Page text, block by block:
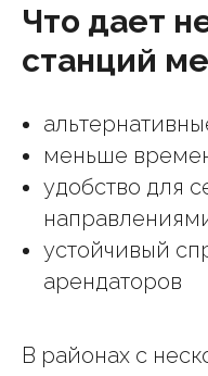
Что дает
станций
меньше
удобство для
устойчивый
арендаторов
В районах с